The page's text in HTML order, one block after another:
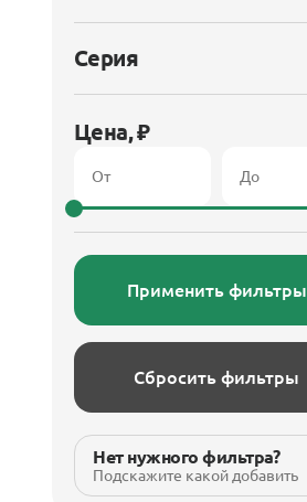
Серия
Цена, ₽
Применить фильтры
Сбросить фильтры
Нет нужного фильтра?
Подскажите какой добавить